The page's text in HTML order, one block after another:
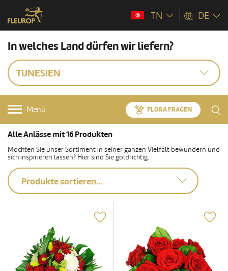
TN DE
In welches Land dürfen wir liefern?
TUNESIEN
Menü FLORA FRAGEN
Alle Anlässe mit 16 Produkten
Möchten Sie unser Sortiment in seiner ganzen Vielfalt bewundern und
sich inspirieren lassen? Hier sind Sie goldrichtig.
Produkte sortieren...